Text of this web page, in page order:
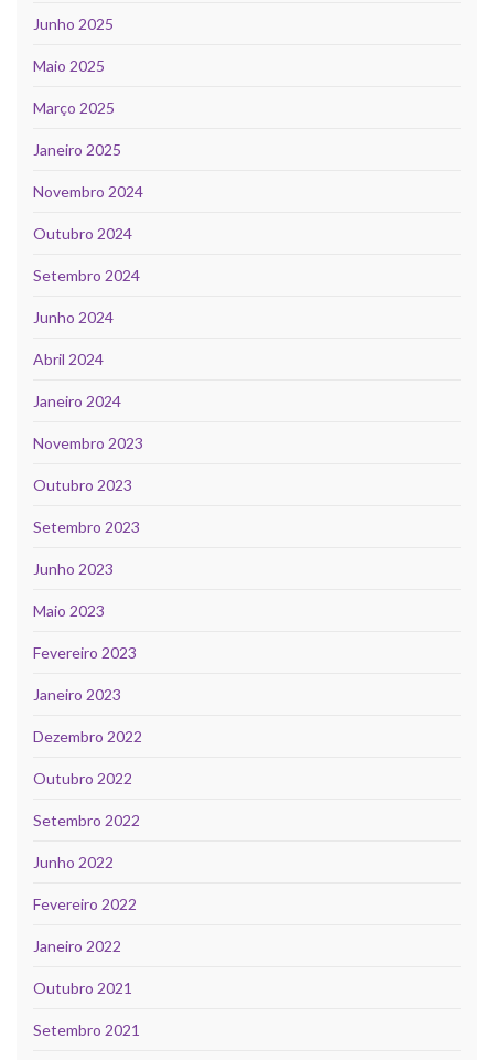
Junho 2025
Maio 2025
Março 2025
Janeiro 2025
Novembro 2024
Outubro 2024
Setembro 2024
Junho 2024
Abril 2024
Janeiro 2024
Novembro 2023
Outubro 2023
Setembro 2023
Junho 2023
Maio 2023
Fevereiro 2023
Janeiro 2023
Dezembro 2022
Outubro 2022
Setembro 2022
Junho 2022
Fevereiro 2022
Janeiro 2022
Outubro 2021
Setembro 2021